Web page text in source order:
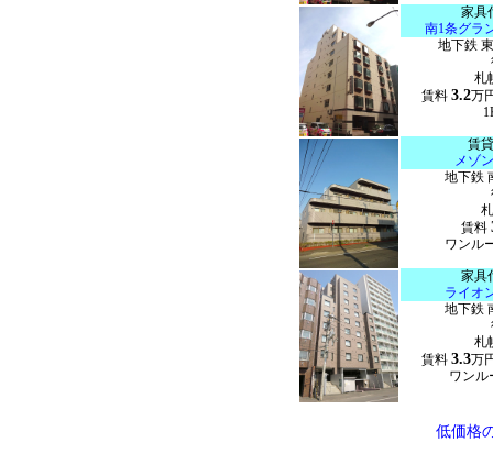
家具
南1条グラ
地下鉄
札
賃料 3.2万
賃
メゾ
地下鉄
賃料
ワンル
家具
ライオ
地下鉄
札
賃料 3.3万
ワンル
低価格